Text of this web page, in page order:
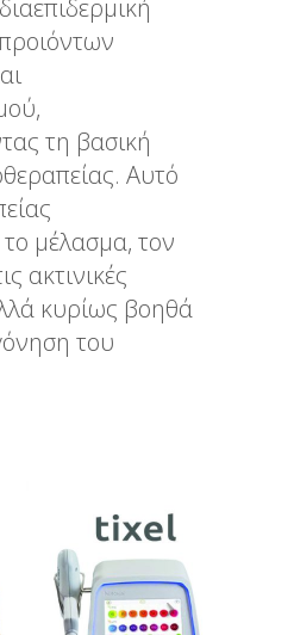
τη βασική
Αυτό
το μέλασμα, τον
ακτινικές
κυρίως βοηθά
του